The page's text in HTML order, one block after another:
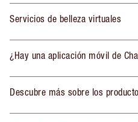
Servicios de belleza virtuales
¿Hay una aplicación móvil de
Descubre más sobre los